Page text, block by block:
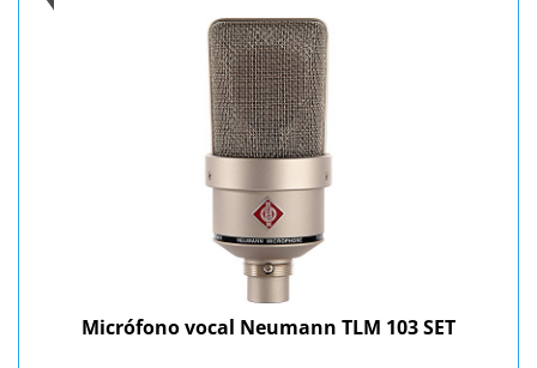
Micrófono vocal Neumann TLM 103 SET